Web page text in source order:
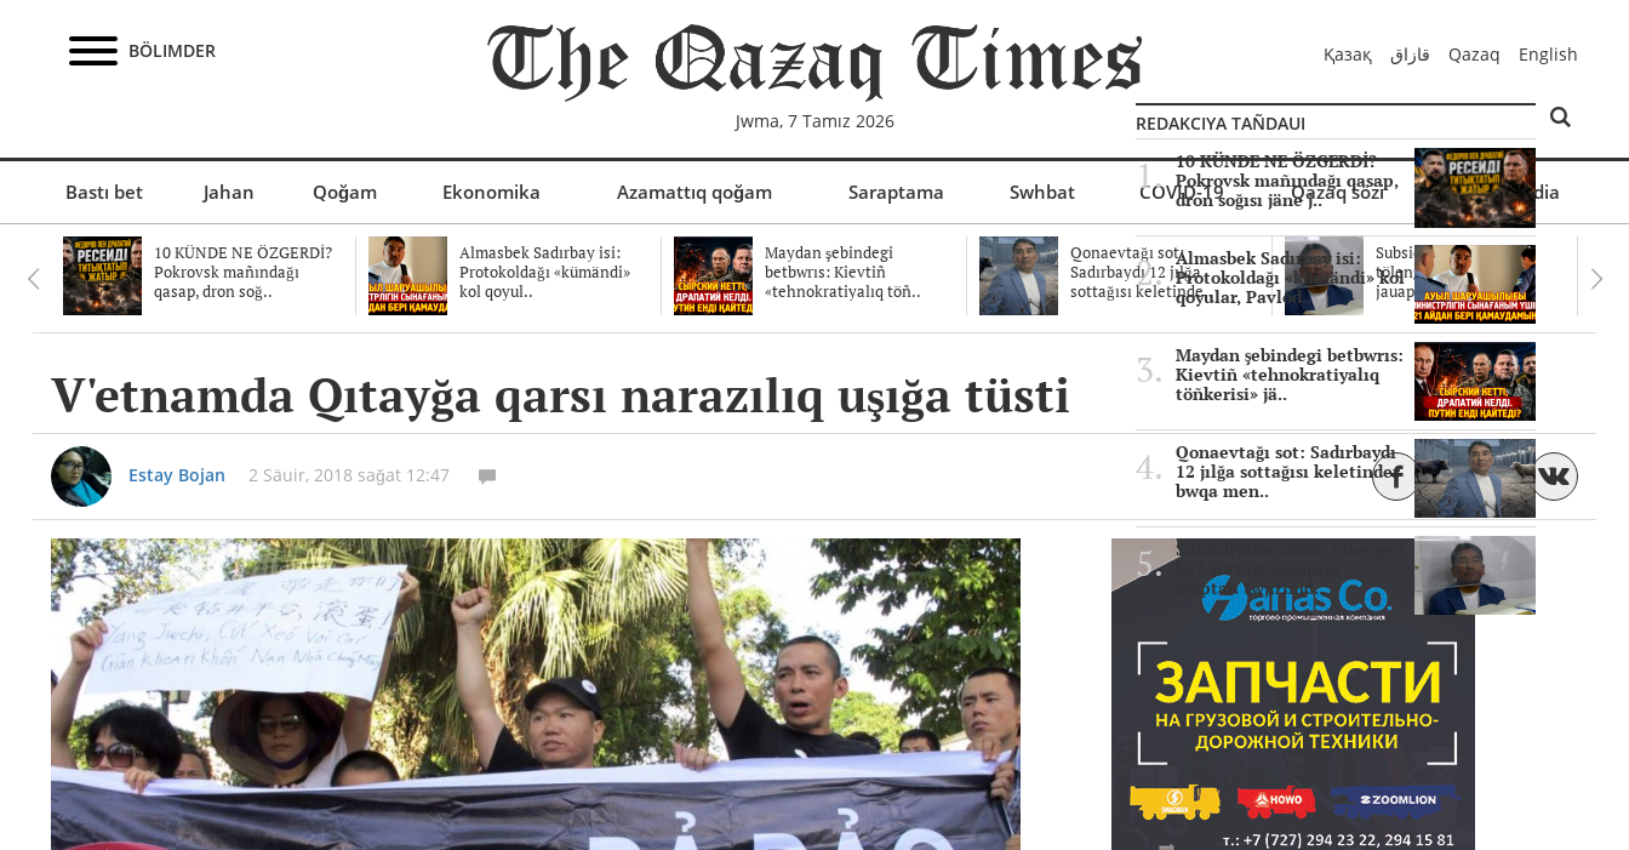
BÖLIMDER
Jwma, 7 Tamız 2026
Қазақ قازاق Qazaq English
Bastı bet Jahan Qoğam Ekonomika Azamattıq qoğam Saraptama Swhbat COVID-19 Qazaq sözi Mul'timedia
10 KÜNDE NE ÖZGERDİ?
Pokrovsk mañındağı
qasap, dron soğ..
Almasbek Sadırbay isi:
Protokoldağı «kümändi»
kol qoyul..
Maydan şebindegi
betbwrıs: Kievtiñ
«tehnokratiyalıq töñ..
Qonaevtağı sot:
Sadırbaydı 12 jılğa
sottağısı keletinde..
Subsidiyalar zañdı
tölengen be? Sottağı
jauaptar ayıpta..
V'etnamda Qıtayğa qarsı narazılıq uşığa tüsti
Estay Bojan 2 Säuir, 2018 sağat 12:47
REDAKCIYA TAÑDAUI
10 KÜNDE NE ÖZGERDİ?
Pokrovsk mañındağı qasap,
dron soğısı jäne j..
Almasbek Sadırbay isi:
Protokoldağı «kümändi» kol
qoyular, Pavlod..
Maydan şebindegi betbwrıs:
Kievtiñ «tehnokratiyalıq
töñkerisi» jä..
Qonaevtağı sot: Sadırbaydı
12 jılğa sottağısı keletinder
bwqa men..
Subsidiyalar zañdı tölengen
ayıptau twjırımd..